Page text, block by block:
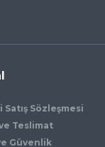
Sözleşmesi
Teslimat
Güvenlik